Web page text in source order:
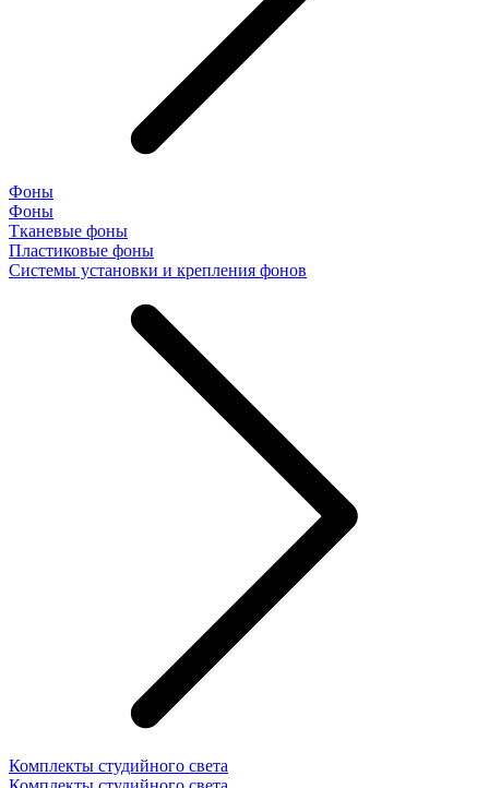
Фоны
Фоны
Тканевые фоны
Пластиковые фоны
Системы установки и крепления фонов
Комплекты студийного света